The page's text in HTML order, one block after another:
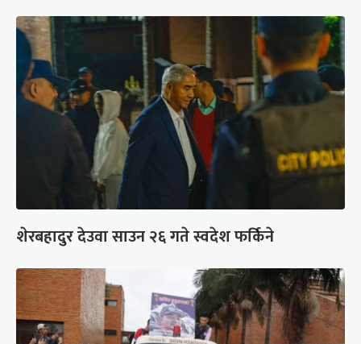
शेरबहादुर देउवा साउन २६ गते स्वदेश फर्किने